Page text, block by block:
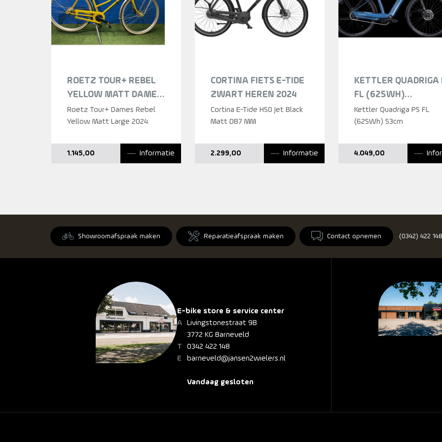
ROETZ TOUR+ REBEL
YELLOW MATT DAMES
2024
Roetz Tour+ Dames Rebel
Yellow Matt Large 2024
1.145,00 Informatie
CORTINA FIETS E-TIDE
ZWART HEREN 2024
Cortina E-Tide H50 Jet Black
Matt DB7 MM
2.299,00 Informatie
KETTLER QUADRIGA
FL (625WH)
DONKERBLAUW
2024
Kettler Quadriga P5 FL
(625Wh) 53cm
4.049,00
Showroomafspraak maken Reparatieafspraak maken Contact opnemen (0342) 422 148
E-bike store & service center
Livingstonestraat 9B
3772 KG Barneveld
0342 422 148
barneveld@jansen2wielers.nl
Vandaag gesloten